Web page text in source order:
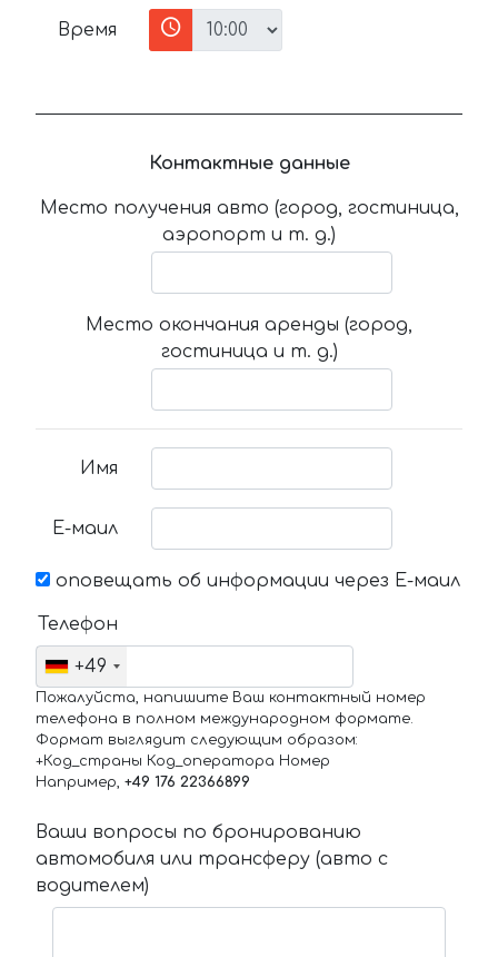
Время
Контактные данные
Место получения авто (город, гостиница,
аэропорт и т. д.)
Место окончания аренды (город,
гостиница и т. д.)
Имя
Е-маил
оповещать об информации через Е-маил
Телефон
+49
Пожалуйста, напишите Ваш контактный номер
телефона в полном международном формате.
Формат выглядит следующим образом:
+Код_страны Код_оператора Номер
Например, +49 176 22366899
Ваши вопросы по бронированию
автомобиля или трансферу (авто с
водителем)